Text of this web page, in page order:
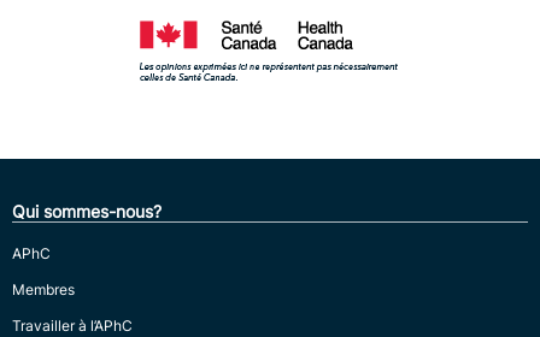
Qui sommes-nous?
APhC
Membres
Travailler à l’APhC